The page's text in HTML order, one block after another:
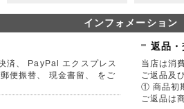
インフォメーション
済、 PayPal エクスプレス
便振替、 現金書留、 をご
返品・
当店は消
ご返品及
① 商品初
ご返品は